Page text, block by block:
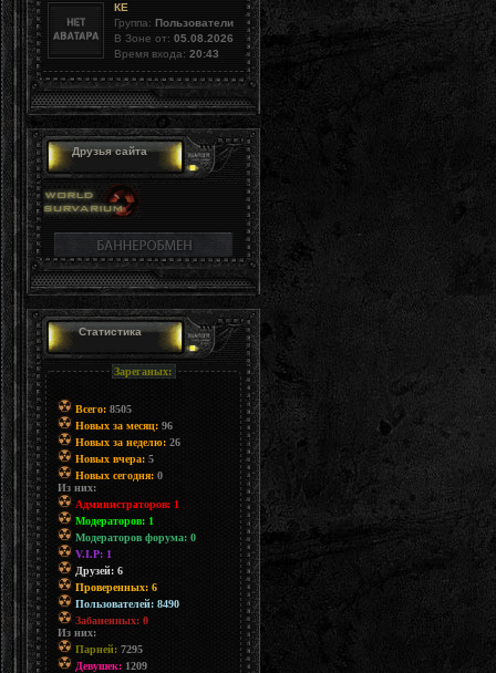
КЕ
Группа: Пользователи
В Зоне от: 05.08.2026
Время входа: 20:43
Друзья сайта
Статистика
Зареганых:
Всего:8505
Новых за месяц:96
Новых за неделю:26
Новых вчера:5
Новых сегодня:0
Из них:
Администраторов: 1
Модераторов: 1
Модераторов форума: 0
V.I.P: 1
Друзей: 6
Проверенных: 6
Пользователей: 8490
Забаненных: 0
Из них:
Парней:7295
Девушек:1209